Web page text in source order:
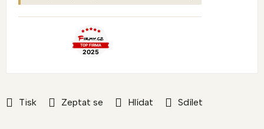
Tisk Zeptat se Hlídat Sdílet